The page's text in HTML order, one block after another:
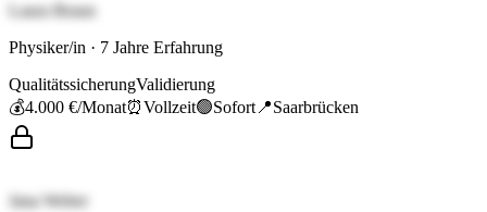
Laura Braun
Physiker/in · 7 Jahre Erfahrung
QualitätssicherungValidierung
💰4.000 €/Monat⏰Vollzeit🟢Sofort 📍Saarbrücken
Jana Weber